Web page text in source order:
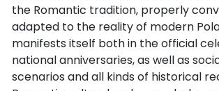
the Romantic tradition, properly
adapted to the reality of modern
manifests itself both in the official
national anniversaries, as well as
scenarios and all kinds of historical